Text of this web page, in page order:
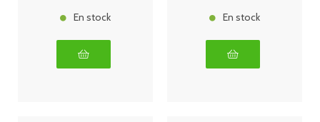
En stock En stock